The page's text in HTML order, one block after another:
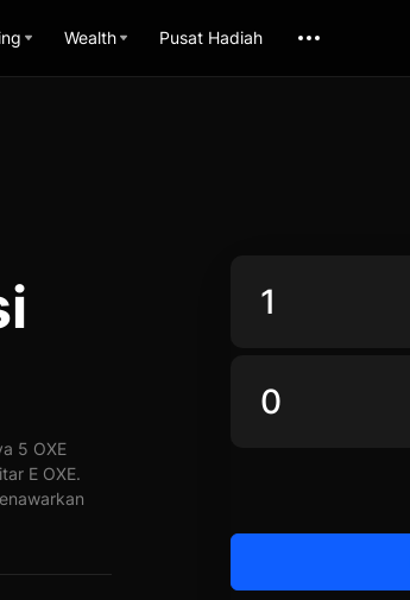
Wealth Pusat Hadiah
5 OXE
E OXE.